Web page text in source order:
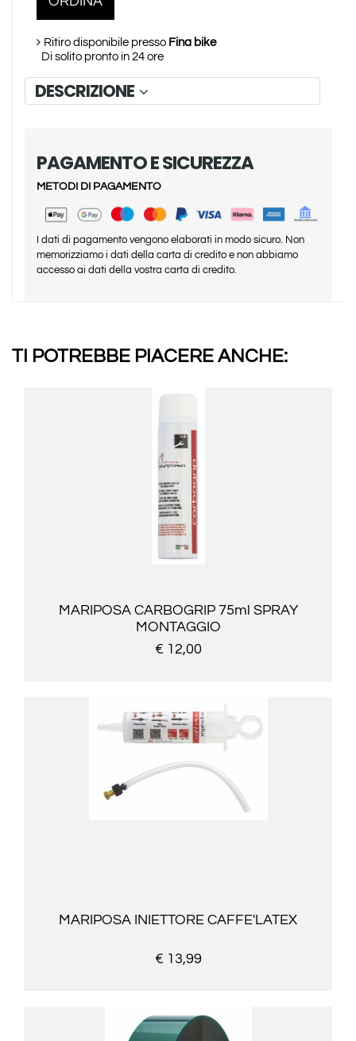
Ritiro disponibile presso Fina bike
Di solito pronto in 24 ore
DESCRIZIONE
PAGAMENTO E SICUREZZA
METODI DI PAGAMENTO
I dati di pagamento vengono elaborati in modo sicuro. Non
memorizziamo i dati della carta di credito e non abbiamo
accesso ai dati della vostra carta di credito.
TI POTREBBE PIACERE ANCHE:
MARIPOSA CARBOGRIP 75ml SPRAY
MONTAGGIO
€ 12,00
MARIPOSA INIETTORE CAFFE'LATEX
€ 13,99